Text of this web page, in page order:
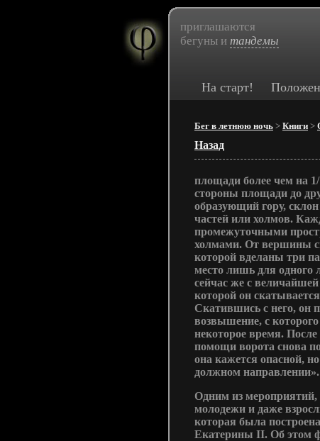
приглашаются
бегуны и тандемы
На старт!
Бег в летнюю ночь > Книги >
Назад
площади более чем на
стороны площади до
образующий гору,
частей или холмов.
промежуточными
холмами. От вершины
которой вделаны три
место лишь для одного
сейчас же с
которой он
Скатившись с него, он
возвышение, с
некоторое время.
помощи ворота снова
она кажется опасной,
должном направлении».
Одним из мероприятий,
молодежи и даже
которая была
Екатерины II. Об этом